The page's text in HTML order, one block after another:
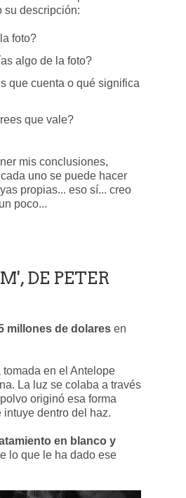
su descripción:
foto?
algo de la foto?
que cuenta o qué significa
que vale?
mis conclusiones,
uno se puede hacer
propias... eso sí... creo
poco...
DE PETER
millones de dolares en
tomada en el Antelope
La luz se colaba a través
originó esa forma
intuye dentro del haz.
en blanco y
lo que le ha dado ese